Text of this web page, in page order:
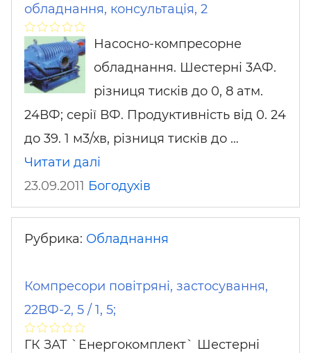
обладнання, консультація, 2
Насосно-компресорне
обладнання. Шестерні 3АФ.
різниця тисків до 0, 8 атм.
24ВФ; серії ВФ. Продуктивність від 0. 24
до 39. 1 м3/хв, різниця тисків до …
Читати далі
23.09.2011 Богодухів
Рубрика: Обладнання
Компресори повітряні, застосування,
22ВФ-2, 5 / 1, 5;
ГК ЗАТ `Енергокомплект` Шестерні